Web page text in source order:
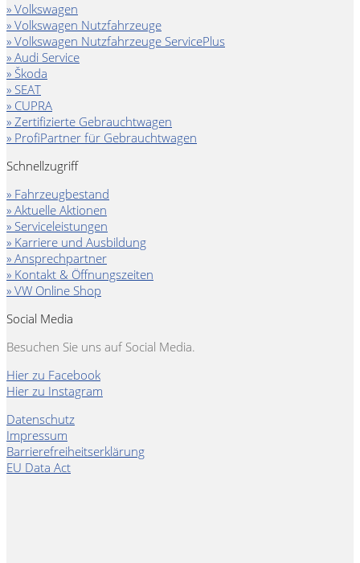
» Volkswagen
» Volkswagen Nutzfahrzeuge
» Volkswagen Nutzfahrzeuge ServicePlus
» Audi Service
» Škoda
» SEAT
» CUPRA
» Zertifizierte Gebrauchtwagen
» ProfiPartner für Gebrauchtwagen
Schnellzugriff
» Fahrzeugbestand
» Aktuelle Aktionen
» Serviceleistungen
» Karriere und Ausbildung
» Ansprechpartner
» Kontakt & Öffnungszeiten
» VW Online Shop
Social Media
Besuchen Sie uns auf Social Media.
Hier zu Facebook
Hier zu Instagram
Datenschutz
Impressum
Barrierefreiheitserklärung
EU Data Act